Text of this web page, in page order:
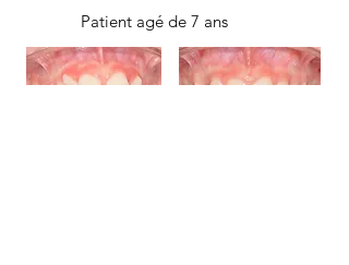
Patient agé de 7 ans